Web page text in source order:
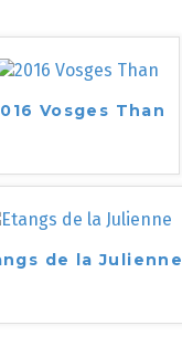
Vosges Than
de la Julienne